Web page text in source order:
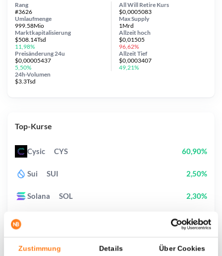
Zustimmung Details Über Cookies
All Will Retire Kurs
$0,0005083
Umlaufmenge
999.58Mio
Preisänderung 24u
$0,00005437
5,50%
Max Supply
1Mrd
Marktkapitalisierung
$508.14Tsd
11,98%
24h-Volumen
$3.3Tsd
Rang
#3626
Allzeithoch
$0,01505
96,62%
AllzeitTief
$0,0003407
49,21%
Top-Kurse
Cysic CYS 60,90%
Sui SUI 2,50%
Solana SOL 2,30%
20,40%
Pudgy Penguins PENGU 2,20%